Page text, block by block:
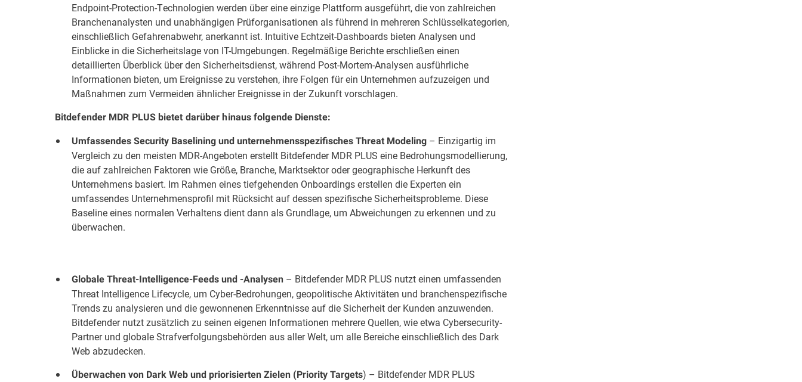
Endpoint-Protection-Technologien werden über eine einzige Plattform ausgeführt, die von zahlreichen
Branchenanalysten und unabhängigen Prüforganisationen als führend in mehreren Schlüsselkategorien,
einschließlich Gefahrenabwehr, anerkannt ist. Intuitive Echtzeit-Dashboards bieten Analysen und
Einblicke in die Sicherheitslage von IT-Umgebungen. Regelmäßige Berichte erschließen einen
detaillierten Überblick über den Sicherheitsdienst, während Post-Mortem-Analysen ausführliche
Informationen bieten, um Ereignisse zu verstehen, ihre Folgen für ein Unternehmen aufzuzeigen und
Maßnahmen zum Vermeiden ähnlicher Ereignisse in der Zukunft vorschlagen.
Bitdefender MDR PLUS bietet darüber hinaus folgende Dienste:
Umfassendes Security Baselining und unternehmensspezifisches Threat Modeling – Einzigartig im
Vergleich zu den meisten MDR-Angeboten erstellt Bitdefender MDR PLUS eine Bedrohungsmodellierung,
die auf zahlreichen Faktoren wie Größe, Branche, Marktsektor oder geographische Herkunft des
Unternehmens basiert. Im Rahmen eines tiefgehenden Onboardings erstellen die Experten ein
umfassendes Unternehmensprofil mit Rücksicht auf dessen spezifische Sicherheitsprobleme. Diese
Baseline eines normalen Verhaltens dient dann als Grundlage, um Abweichungen zu erkennen und zu
überwachen.
Globale Threat-Intelligence-Feeds und -Analysen – Bitdefender MDR PLUS nutzt einen umfassenden
Threat Intelligence Lifecycle, um Cyber-Bedrohungen, geopolitische Aktivitäten und branchenspezifische
Trends zu analysieren und die gewonnenen Erkenntnisse auf die Sicherheit der Kunden anzuwenden.
Bitdefender nutzt zusätzlich zu seinen eigenen Informationen mehrere Quellen, wie etwa Cybersecurity-
Partner und globale Strafverfolgungsbehörden aus aller Welt, um alle Bereiche einschließlich des Dark
Web abzudecken.
Überwachen von Dark Web und priorisierten Zielen (Priority Targets) – Bitdefender MDR PLUS